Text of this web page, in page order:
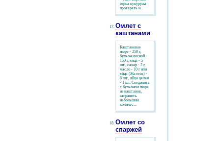
зерна кукурузы
протереть н...
Омлет с
каштанами
Каштановое
пюре - 250 г,
бульон мясной -
150 г, яйца - 5
шт., сахар - 2 г,
масло - 10 г или
яйца (Желток) -
8 шт., яйца целые
- 1 шт. Соединить
с бульоном пюре
из каштанов,
заправить
небольшим
количес...
Омлет со
спаржей